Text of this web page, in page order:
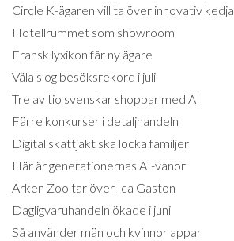
Circle K-ägaren vill ta över innovativ kedja
Hotellrummet som showroom
Fransk lyxikon får ny ägare
Väla slog besöksrekord i juli
Tre av tio svenskar shoppar med AI
Färre konkurser i detaljhandeln
Digital skattjakt ska locka familjer
Här är generationernas AI-vanor
Arken Zoo tar över Ica Gaston
Dagligvaruhandeln ökade i juni
Så använder män och kvinnor appar